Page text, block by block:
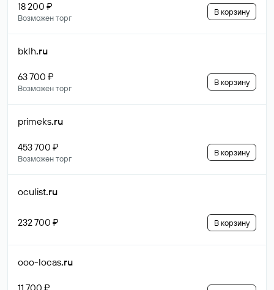
18 200 ₽
Возможен торг
В корзину
bklh.ru
63 700 ₽
Возможен торг
В корзину
primeks.ru
453 700 ₽
Возможен торг
В корзину
oculist.ru
232 700 ₽ В корзину
ooo-locas.ru